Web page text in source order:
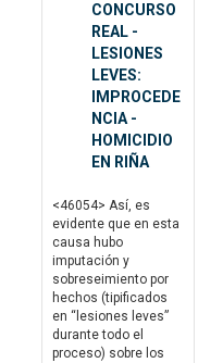
CONCURSO
REAL -
LESIONES
LEVES:
IMPROCEDE
NCIA -
HOMICIDIO
EN RIÑA
<46054> Así, es
evidente que en esta
causa hubo
imputación y
sobreseimiento por
hechos (tipificados
en “lesiones leves”
durante todo el
proceso) sobre los